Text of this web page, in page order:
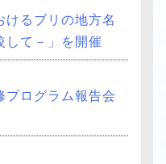
けるブリの地方名
して－」を開催
プログラム報告会